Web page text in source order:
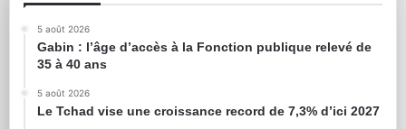
5 août 2026
Gabin : l’âge d’accès à la Fonction publique relevé de
35 à 40 ans
5 août 2026
Le Tchad vise une croissance record de 7,3% d’ici 2027